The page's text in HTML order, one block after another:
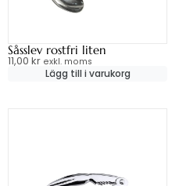
Såsslev rostfri liten
11,00 kr exkl. moms
Lägg till i varukorg